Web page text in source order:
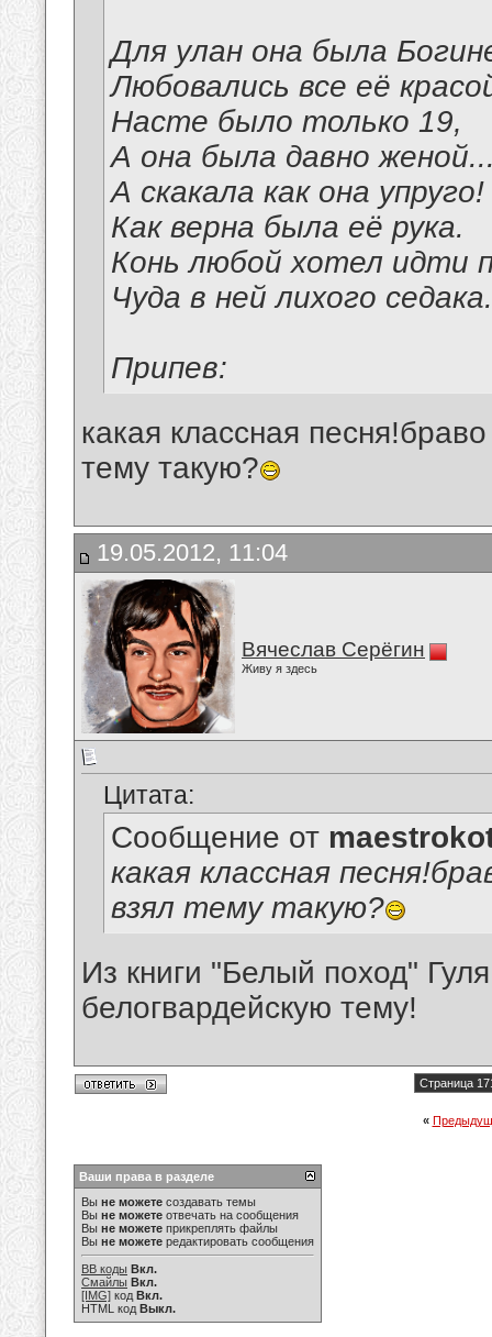
Для улан она была
Любовались все её
Насте было только 19,
А она была давно
А скакала как она упруго!
Как верна была её рука.
Конь любой хотел идти
Чуда в ней лихого седака.
Припев:
какая классная
тему такую?
19.05.2012, 11:04
Вячеслав Серёгин
Живу я здесь
Цитата:
Сообщение от
какая классная
взял тему такую?
Из книги "Белый поход"
белогвардейскую тему!
Страница
«
Ваши права в разделе
Вы не можете создавать темы
Вы не можете отвечать на сообщения
Вы не можете прикреплять файлы
Вы не можете редактировать сообщения
BB коды Вкл.
Смайлы Вкл.
[IMG] код Вкл.
HTML код Выкл.